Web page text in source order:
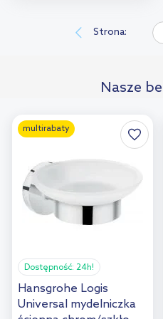
Strona:
Nasze
multirabaty
Dostępność: 24h!
Hansgrohe Logis
Universal mydelniczka